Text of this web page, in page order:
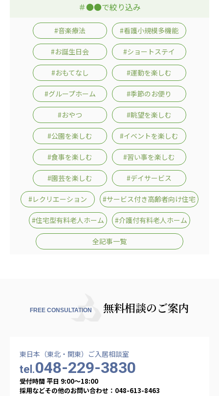
＃●●で絞り込み
#音楽療法 #看護小規模多機能
#お誕生日会 #ショートステイ
#おもてなし #運動を楽しむ
#グループホーム #季節のお便り
#おやつ #眺望を楽しむ
#公園を楽しむ #イベントを楽しむ
#食事を楽しむ #習い事を楽しむ
#園芸を楽しむ #デイサービス
#レクリエーション #サービス付き高齢者向け住宅
#住宅型有料老人ホーム #介護付有料老人ホーム
全記事一覧
FREE CONSULTATION 無料相談のご案内
東日本（東北・関東）ご入居相談室
tel.048-229-3830
受付時間 平日 9:00〜18:00
採用などその他のお問い合わせ：048-613-8463